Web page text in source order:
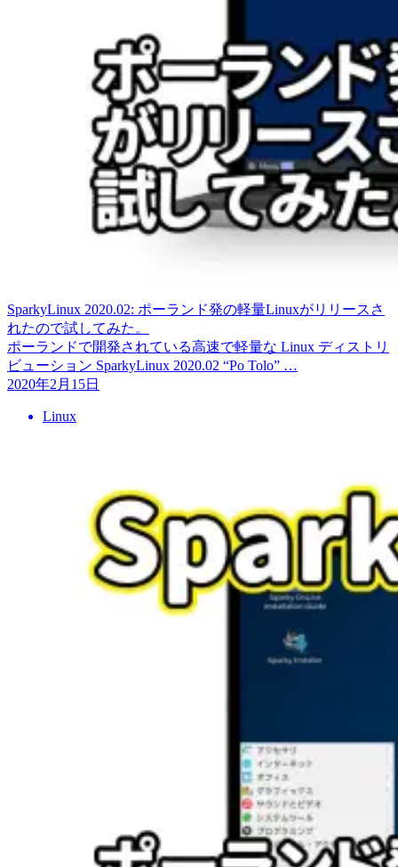
SparkyLinux 2020.02: ポーランド発の軽量Linuxがリリースさ
れたので試してみた。
ポーランドで開発されている高速で軽量な Linux ディストリ
ビューション SparkyLinux 2020.02 “Po Tolo” …
2020年2月15日
Linux